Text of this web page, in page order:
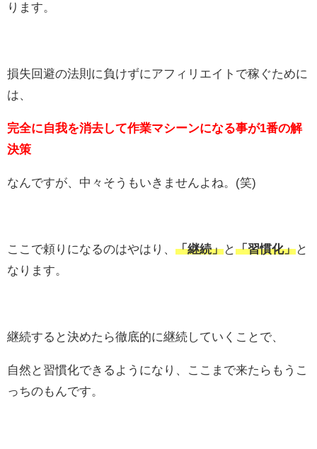
ります。
損失回避の法則に負けずにアフィリエイトで稼ぐために
は、
完全に自我を消去して作業マシーンになる事が1番の解
決策
なんですが、中々そうもいきませんよね。(笑)
ここで頼りになるのはやはり、 「継続」と「習慣化」と
なります。
継続すると決めたら徹底的に継続していくことで、
自然と習慣化できるようになり、ここまで来たらもうこ
っちのもんです。